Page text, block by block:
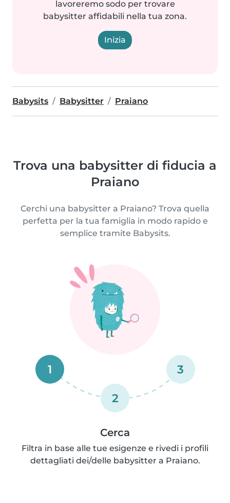
lavoreremo sodo per trovare
babysitter affidabili nella tua zona.
Inizia
Babysits Babysitter Praiano
Trova una babysitter di fiducia a
Praiano
Cerchi una babysitter a Praiano? Trova quella
perfetta per la tua famiglia in modo rapido e
semplice tramite Babysits.
1
2
3
Cerca
Filtra in base alle tue esigenze e rivedi i profili
dettagliati dei/delle babysitter a Praiano.